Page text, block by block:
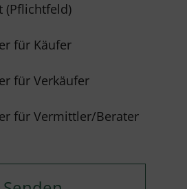
(Pflichtfeld)
für Käufer
für Verkäufer
für Vermittler/Berater